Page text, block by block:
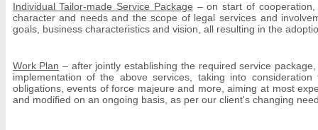
Individual Tailor-made Service Package – on start of
character and needs and the scope of legal services and
goals, business characteristics and vision, all resulting in the
Work Plan – after jointly establishing the required service
implementation of the above services, taking into
obligations, events of force majeure and more, aiming at most
and modified on an ongoing basis, as per our client's changing